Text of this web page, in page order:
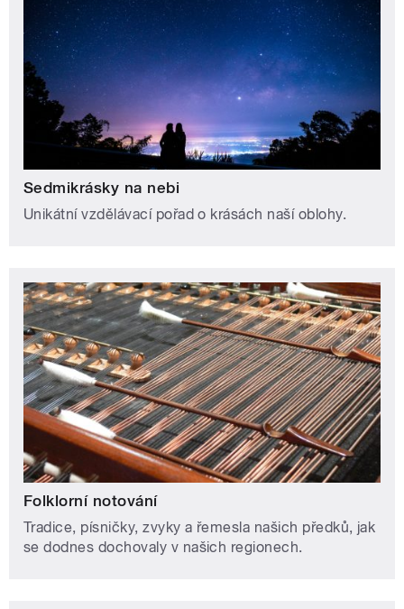
Sedmikrásky na nebi
Unikátní vzdělávací pořad o krásách naší oblohy.
Folklorní notování
Tradice, písničky, zvyky a řemesla našich předků, jak
se dodnes dochovaly v našich regionech.